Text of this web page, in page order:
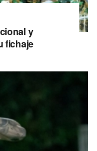
y
fichaje